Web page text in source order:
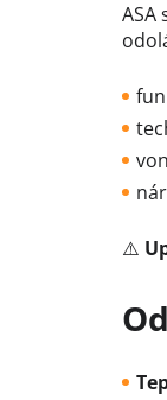
ASA
⚠️